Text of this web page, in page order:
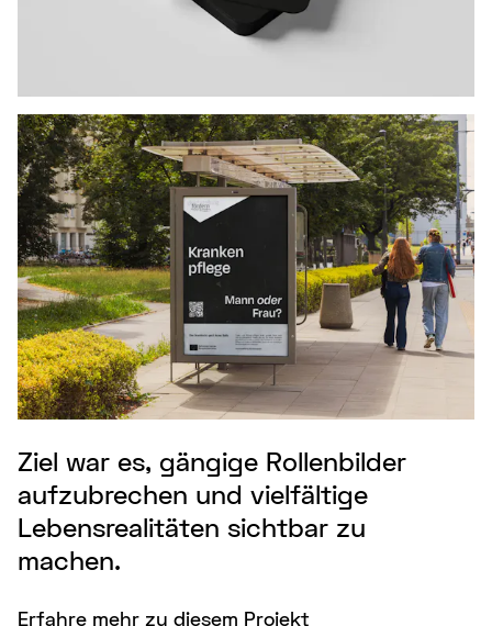
Ziel war es, gängige Rollenbilder
aufzubrechen und vielfältige
Lebensrealitäten sichtbar zu
machen.
Erfahre mehr zu diesem Projekt